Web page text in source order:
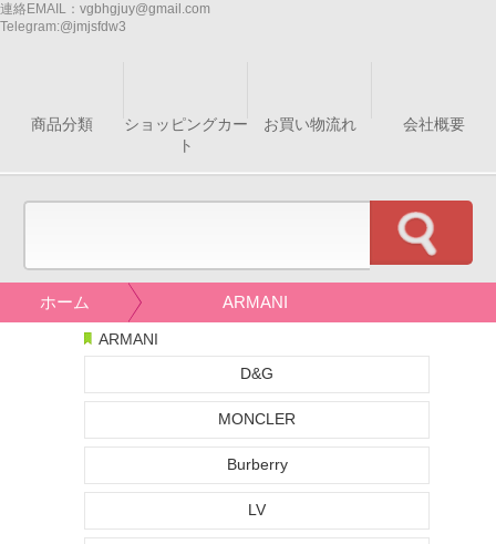
連絡EMAIL： vgbhgjuy@gmail.com
Telegram:@jmjsfdw3
商品分類
ショッピングカー
ト
お買い物流れ 会社概要
ホーム ARMANI
ARMANI
D&G
MONCLER
Burberry
LV